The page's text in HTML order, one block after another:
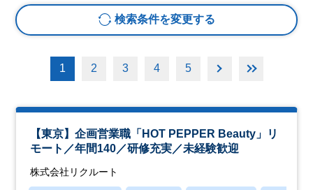
検索条件を変更する
1 2 3 4 5
【東京】企画営業職「HOT PEPPER Beauty」リ
モート／年間140／研修充実／未経験歓迎
株式会社リクルート